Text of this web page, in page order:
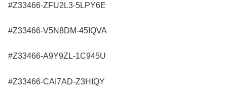
#Z33466-ZFU2L3-5LPY6E
#Z33466-V5N8DM-45IQVA
#Z33466-A9Y9ZL-1C945U
#Z33466-CAI7AD-Z3HIQY